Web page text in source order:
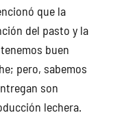
que la
del pasto y la
buen
pero, sabemos
son
lechera.